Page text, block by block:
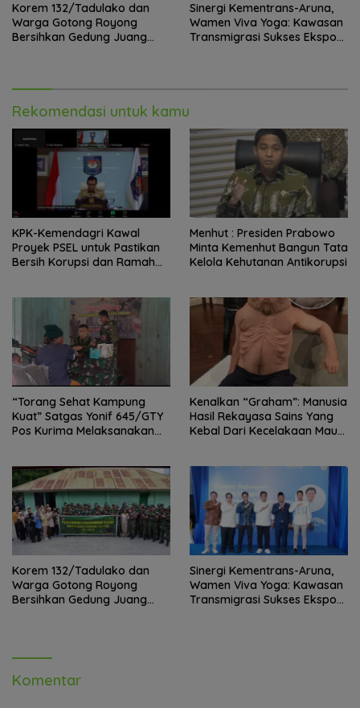
Korem 132/Tadulako dan
Warga Gotong Royong
Bersihkan Gedung Juang
Sinergi Kementrans-Aruna,
Wamen Viva Yoga: Kawasan
Transmigrasi Sukses Ekspor
Rekomendasi untuk kamu
KPK-Kemendagri Kawal
Proyek PSEL untuk Pastikan
Bersih Korupsi dan Ramah
Menhut : Presiden Prabowo
Minta Kemenhut Bangun Tata
Kelola Kehutanan Antikorupsi
“Torang Sehat Kampung
Kuat” Satgas Yonif 645/GTY
Pos Kurima Melaksanakan
Kenalkan “Graham”: Manusia
Hasil Rekayasa Sains Yang
Kebal Dari Kecelakaan Maut
Korem 132/Tadulako dan
Warga Gotong Royong
Bersihkan Gedung Juang
Sinergi Kementrans-Aruna,
Wamen Viva Yoga: Kawasan
Transmigrasi Sukses Ekspor
Komentar